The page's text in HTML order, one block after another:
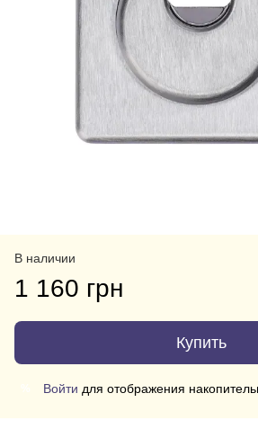
В наличии
1 160 грн
Купить
Войти для отображения